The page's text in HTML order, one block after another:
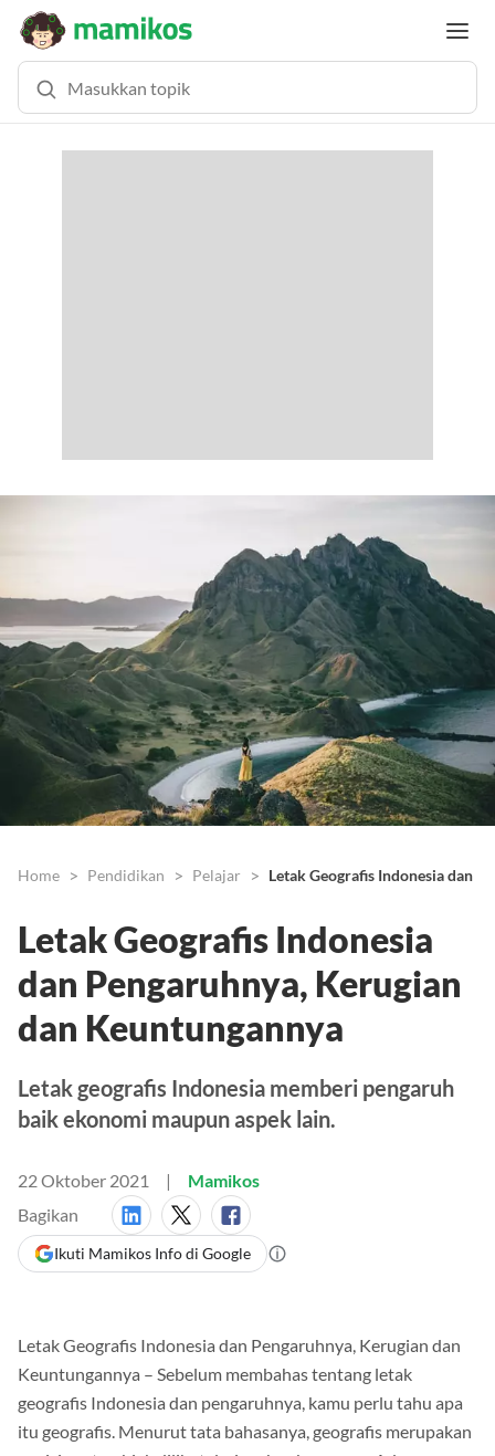
Home Pendidikan Pelajar Letak Geografis Indonesia dan
Letak Geografis Indonesia
dan Pengaruhnya, Kerugian
dan Keuntungannya
Letak geografis Indonesia memberi pengaruh
baik ekonomi maupun aspek lain.
22 Oktober 2021
Mamikos
Bagikan
Ikuti Mamikos Info di Google
Letak Geografis Indonesia dan Pengaruhnya, Kerugian dan
Keuntungannya – Sebelum membahas tentang letak
geografis Indonesia dan pengaruhnya, kamu perlu tahu apa
itu geografis. Menurut tata bahasanya, geografis merupakan